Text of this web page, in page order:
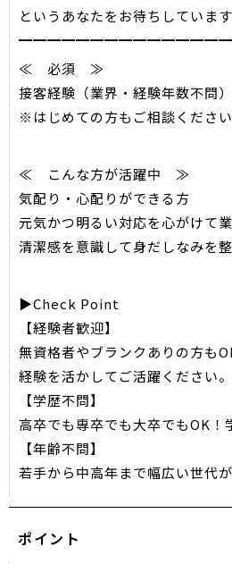
というあなたをお待ちしています
≪ 必須 ≫
接客経験（業界・経験年数不問）
※はじめての方もご相談ください
≪ こんな方が活躍中 ≫
気配り・心配りができる方
元気かつ明るい対応を心がけて
清潔感を意識して身だしなみを
▶Check Point
【経験者歓迎】
無資格者やブランクありの方も
経験を活かしてご活躍ください。
【学歴不問】
高卒でも専卒でも大卒でもOK！
【年齢不問】
若手から中高年まで幅広い世代が
ポイント